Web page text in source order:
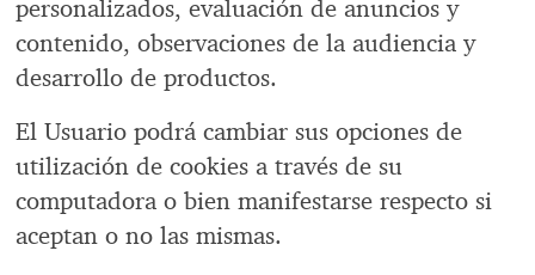
personalizados, evaluación de anuncios y
contenido, observaciones de la audiencia y
desarrollo de productos.
El Usuario podrá cambiar sus opciones de
utilización de cookies a través de su
computadora o bien manifestarse respecto si
aceptan o no las mismas.